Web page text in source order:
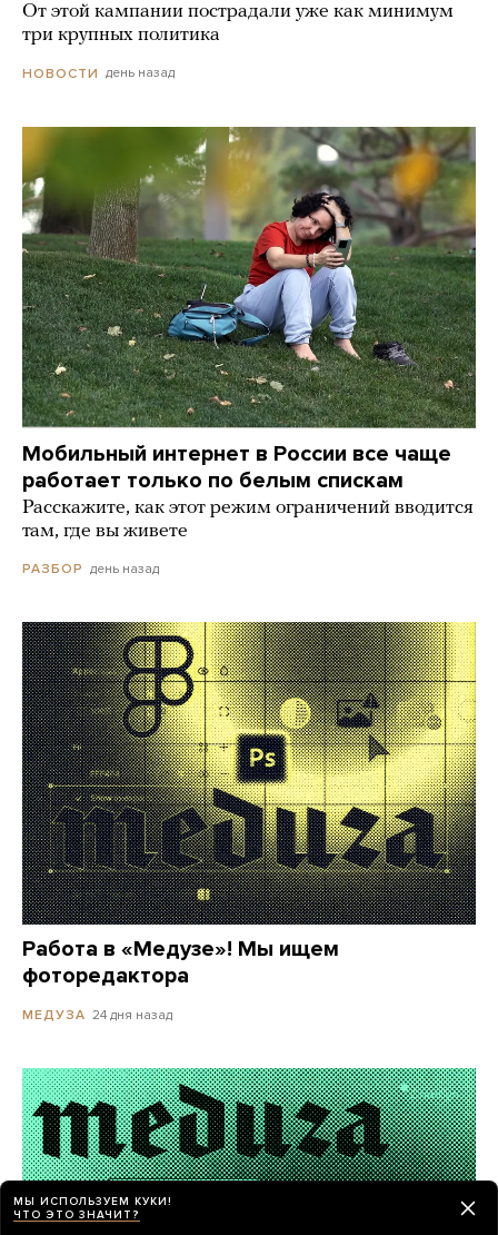
От этой кампании пострадали уже как минимум
три крупных политика
НОВОСТИ день назад
Мобильный интернет в России все чаще
работает только по белым спискам
Расскажите, как этот режим ограничений вводится
там, где вы живете
РАЗБОР день назад
Работа в «Медузе»! Мы ищем
фоторедактора
МЕДУЗА 24 дня назад
МЫ ИСПОЛЬЗУЕМ КУКИ!
ЧТО ЭТО ЗНАЧИТ?